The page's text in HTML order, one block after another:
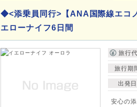
◆<添乗員同行>【ANA国際線エコ
エローナイフ6日間
旅行
旅行期
出発日
安心の